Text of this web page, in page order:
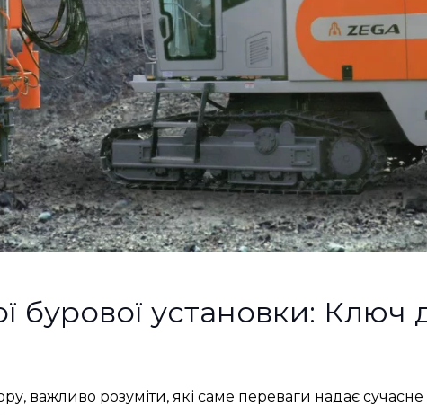
бурової установки: Ключ
важливо розуміти, які саме переваги надає